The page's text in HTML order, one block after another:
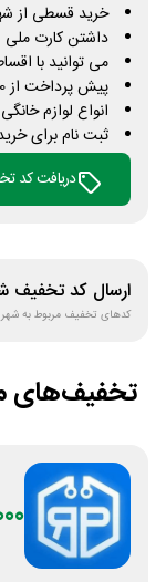
خرید قسطی از
داشتن کارت
می توانید با اقساط 10، 20 و 30 ماهه خرید
پیش پرداخت از 10 الی 30 درصد بر حسب مدت وام
انواع لوازم
ثبت نام برای
دریافت کد
ارسال کد تخفیف
کدهای تخفیف مربوط بهشهر
تخفیف‌های